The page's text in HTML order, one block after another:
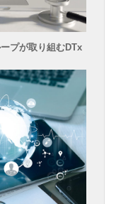
プが取り組むDTx